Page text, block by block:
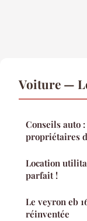
Voiture —
Conseils auto
propriétaires
Location
parfait !
Le veyron eb
réinventée